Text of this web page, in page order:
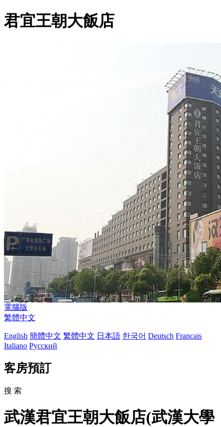
君宜王朝大飯店
電腦版
繁體中文
English 簡體中文 繁體中文 日本語 한국어 Deutsch Français
Italiano Русский
客房預訂
搜 索
武漢君宜王朝大飯店(武漢大學